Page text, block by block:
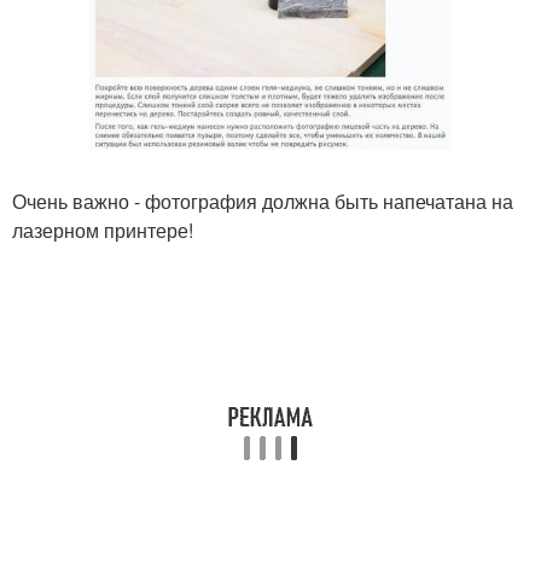
Очень важно - фотография должна быть напечатана на
лазерном принтере!